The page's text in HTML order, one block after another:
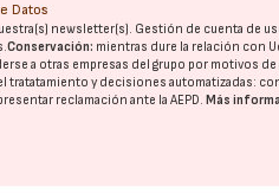
Datos
newsletter(s). Gestión de cuenta de
Conservación: mientras dure la relación con
a otras empresas del grupo por motivos
y decisiones automatizadas:
reclamación ante laAEPD. Más